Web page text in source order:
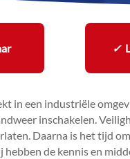
✓
in een industriële
inschakelen.​
Daarna is het tijd
hebben de kennis en